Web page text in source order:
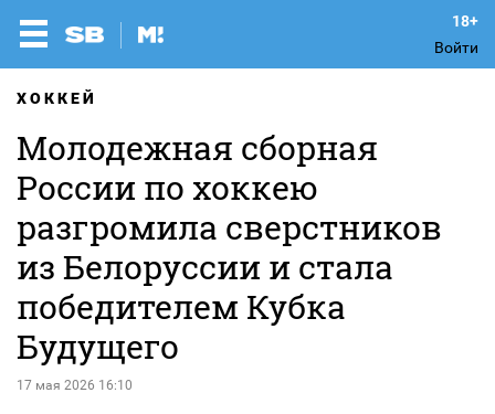
Войти
ХОККЕЙ
Молодежная сборная
России по хоккею
разгромила сверстников
из Белоруссии и стала
победителем Кубка
Будущего
17 мая 2026 16:10